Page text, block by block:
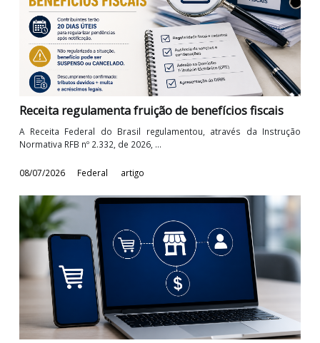
O correto tratamento tributário das operações
internas em moeda estrangeira
No agronegócio, a celebração de contratos de compra e
mercado interno com preços ...
17/07/2026 Federal artigo